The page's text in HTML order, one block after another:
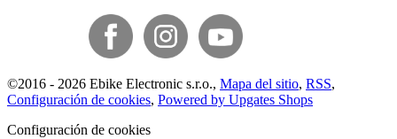
©2016 - 2026 Ebike Electronic s.r.o., Mapa del sitio, RSS,
Configuración de cookies, Powered by Upgates Shops
Configuración de cookies